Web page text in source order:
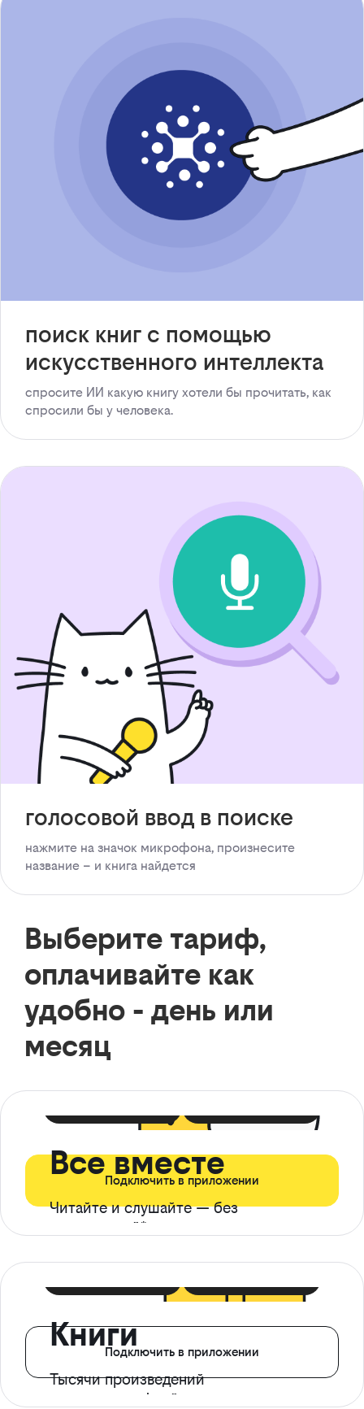
поиск книг с помощью
искусственного интеллекта
спросите ИИ какую книгу хотели бы прочитать, как
спросили бы у человека.
голосовой ввод в поиске
нажмите на значок микрофона, произнесите
название – и книга найдется
Выберите тариф,
оплачивайте как
удобно - день или
месяц
Все вместе
Читайте и слушайте — без
ограничений*
Подключить в приложении
Книги
Тысячи произведений
с доступом офлайн
Подключить в приложении